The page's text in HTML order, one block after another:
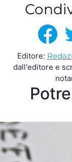
Editore:
dall'editore e